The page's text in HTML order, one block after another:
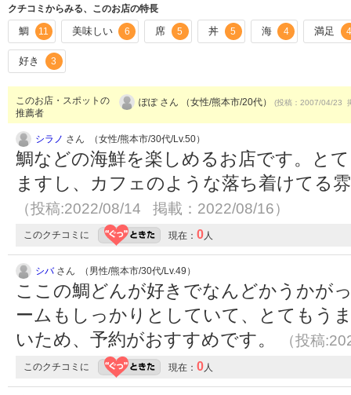
クチコミからみる、このお店の特長
鯛 11 美味しい 6 席 5 丼 5 海 4 満足
好き 3
このお店・スポットの
推薦者
ぽぽ さん （女性/熊本市/20代） (投稿：2007/04/23
シラノ さん （女性/熊本市/30代/Lv.50）
鯛などの海鮮を楽しめるお店です。と
ますし、カフェのような落ち着けてる
（投稿:2022/08/14 掲載：2022/08/16）
このクチコミに 現在： 0人
シバさん （男性/熊本市/30代/Lv.49）
ここの鯛どんが好きでなんどかうかが
ームもしっかりとしていて、とてもう
いため、予約がおすすめです。
（投稿
このクチコミに 現在： 0人